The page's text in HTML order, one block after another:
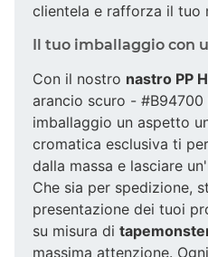
clientela e rafforza il tuo
Il tuo imballaggio con
Con il nostro nastro PP
arancio scuro -
imballaggio un aspetto
cromatica esclusiva ti
dalla massa e lasciare
Che sia per spedizione,
presentazione dei tuoi
su misura di
massima attenzione.